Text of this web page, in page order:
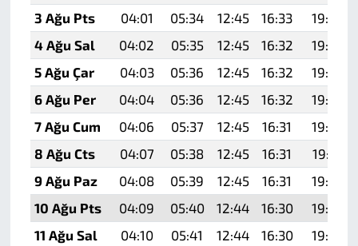
3 Ağu Pts
04:01 05:34 12:45 16:33
19:46
4 Ağu Sal
04:02 05:35 12:45 16:32
19:45
5 Ağu Çar
04:03 05:36 12:45 16:32
19:44
6 Ağu Per
04:04 05:36 12:45 16:32
19:43
7 Ağu Cum
04:06 05:37 12:45 16:31
19:42
8 Ağu Cts
04:07 05:38 12:45 16:31
19:41
9 Ağu Paz
04:08 05:39 12:45 16:31
19:40
10 Ağu Pts
04:09 05:40 12:44 16:30
19:39
11 Ağu Sal
04:10 05:41 12:44 16:30
19:38